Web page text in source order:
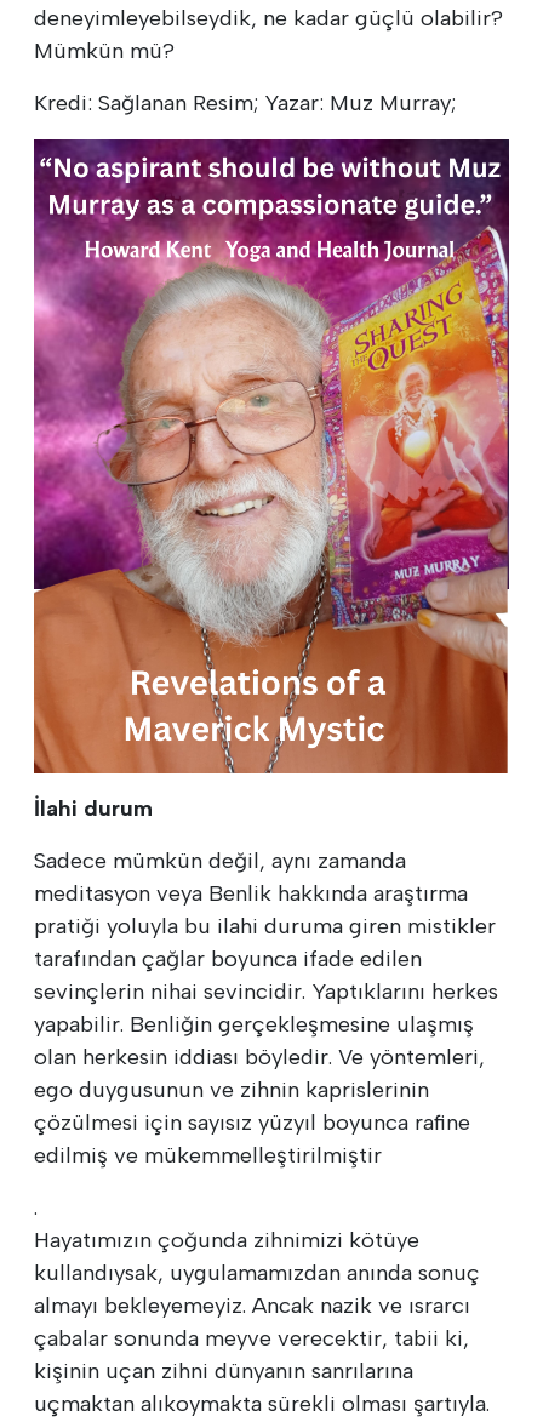
deneyimleyebilseydik, ne kadar güçlü olabilir?
Mümkün mü?
Kredi: Sağlanan Resim; Yazar: Muz Murray;
İlahi durum
Sadece mümkün değil, aynı zamanda
meditasyon veya Benlik hakkında araştırma
pratiği yoluyla bu ilahi duruma giren mistikler
tarafından çağlar boyunca ifade edilen
sevinçlerin nihai sevincidir. Yaptıklarını herkes
yapabilir. Benliğin gerçekleşmesine ulaşmış
olan herkesin iddiası böyledir. Ve yöntemleri,
ego duygusunun ve zihnin kaprislerinin
çözülmesi için sayısız yüzyıl boyunca rafine
edilmiş ve mükemmelleştirilmiştir
.
Hayatımızın çoğunda zihnimizi kötüye
kullandıysak, uygulamamızdan anında sonuç
almayı bekleyemeyiz. Ancak nazik ve ısrarcı
çabalar sonunda meyve verecektir, tabii ki,
kişinin uçan zihni dünyanın sanrılarına
uçmaktan alıkoymakta sürekli olması şartıyla.